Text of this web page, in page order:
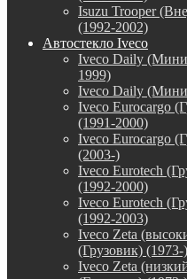
Isuzu Trooper
(1992-2002)
Автостекло Iveco
Iveco Daily
1999)
Iveco Daily
Iveco Eurocargo
(1991-2000)
Iveco Eurocargo
(2003-)
Iveco Eurotech
(1992-2000)
Iveco Eurotech
(1992-2003)
Iveco Zeta
(Грузовик) (1973-)
Iveco Zeta